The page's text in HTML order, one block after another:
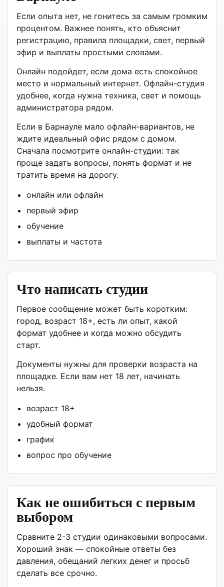
Если опыта нет, не гонитесь за самым громким
процентом. Важнее понять, кто объяснит
регистрацию, правила площадки, свет, первый
эфир и выплаты простыми словами.
Онлайн подойдет, если дома есть спокойное
место и нормальный интернет. Офлайн-студия
удобнее, когда нужна техника, свет и помощь
администратора рядом.
Если в Барнауле мало офлайн-вариантов, не
ждите идеальный офис рядом с домом.
Сначала посмотрите онлайн-студии: так
проще задать вопросы, понять формат и не
тратить время на дорогу.
онлайн или офлайн
первый эфир
обучение
выплаты и частота
Что написать студии
Первое сообщение может быть коротким:
город, возраст 18+, есть ли опыт, какой
формат удобнее и когда можно обсудить
старт.
Документы нужны для проверки возраста на
площадке. Если вам нет 18 лет, начинать
нельзя.
возраст 18+
удобный формат
график
вопрос про обучение
Как не ошибиться с первым
выбором
Сравните 2-3 студии одинаковыми вопросами.
Хороший знак — спокойные ответы без
давления, обещаний легких денег и просьб
сделать все срочно.